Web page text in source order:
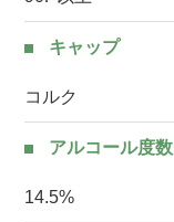
キャップ
コルク
アルコール度数
14.5%